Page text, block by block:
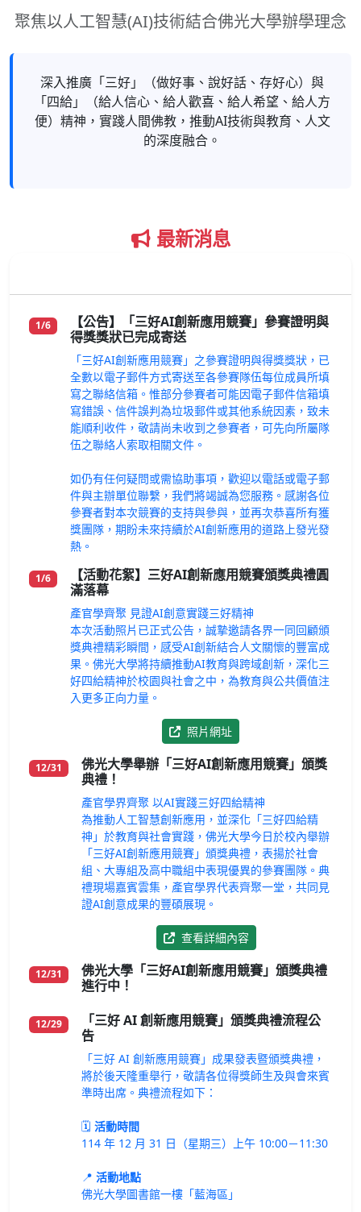
聚焦以人工智慧(AI)技術結合佛光大學辦學理念
深入推廣「三好」（做好事、說好話、存好心）與
「四給」（給人信心、給人歡喜、給人希望、給人方
便）精神，實踐人間佛教，推動AI技術與教育、人文
的深度融合。
最新消息
1/6
【公告】「三好AI創新應用競賽」參賽證明與
得獎獎狀已完成寄送
「三好AI創新應用競賽」之參賽證明與得獎獎狀，已
全數以電子郵件方式寄送至各參賽隊伍每位成員所填
寫之聯絡信箱。惟部分參賽者可能因電子郵件信箱填
寫錯誤、信件誤判為垃圾郵件或其他系統因素，致未
能順利收件，敬請尚未收到之參賽者，可先向所屬隊
伍之聯絡人索取相關文件。
如仍有任何疑問或需協助事項，歡迎以電話或電子郵
件與主辦單位聯繫，我們將竭誠為您服務。感謝各位
參賽者對本次競賽的支持與參與，並再次恭喜所有獲
獎團隊，期盼未來持續於AI創新應用的道路上發光發
熱。
1/6
【活動花絮】三好AI創新應用競賽頒獎典禮圓
滿落幕
產官學齊聚 見證AI創意實踐三好精神
本次活動照片已正式公告，誠摯邀請各界一同回顧頒
獎典禮精彩瞬間，感受AI創新結合人文關懷的豐富成
果。佛光大學將持續推動AI教育與跨域創新，深化三
好四給精神於校園與社會之中，為教育與公共價值注
入更多正向力量。
照片網址
12/31
佛光大學舉辦「三好AI創新應用競賽」頒獎
典禮！
產官學界齊聚 以AI實踐三好四給精神
為推動人工智慧創新應用，並深化「三好四給精
神」於教育與社會實踐，佛光大學今日於校內舉辦
「三好AI創新應用競賽」頒獎典禮，表揚於社會
組、大專組及高中職組中表現優異的參賽團隊。典
禮現場嘉賓雲集，產官學界代表齊聚一堂，共同見
證AI創意成果的豐碩展現。
查看詳細內容
12/31
佛光大學「三好AI創新應用競賽」頒獎典禮
進行中！
12/29
「三好 AI 創新應用競賽」頒獎典禮流程公
告
「三好 AI 創新應用競賽」成果發表暨頒獎典禮，
將於後天隆重舉行，敬請各位得獎師生及與會來賓
準時出席。典禮流程如下：
🗓 活動時間
114 年 12 月 31 日（星期三）上午 10:00－11:30
📍 活動地點
佛光大學圖書館一樓「藍海區」